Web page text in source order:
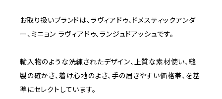
E70
YELLOW
5000~
お取り扱いブランドは、ラヴィアドゥ、ドメスティックアンダ
ー、ミニョン ラヴィアドゥ、ランジュドアッシュです。
輸入物のような洗練されたデザイン、上質な素材使い、縫
製の確かさ、着け心地のよさ、手の届きやすい価格帯、を基
準にセレクトしています。